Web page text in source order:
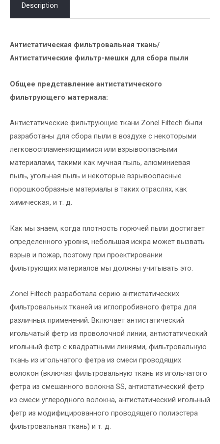
Description
Антистатическая фильтровальная ткань/
Антистатические фильтр-мешки для сбора пыли
Общее представление антистатического
фильтрующего материала:
Антистатические фильтрующие ткани Zonel Filtech были
разработаны для сбора пыли в воздухе с некоторыми
легковоспламеняющимися или взрывоопасными
материалами, такими как мучная пыль, алюминиевая
пыль, угольная пыль и некоторые взрывоопасные
порошкообразные материалы в таких отраслях, как
химическая, и т. д.
Как мы знаем, когда плотность горючей пыли достигает
определенного уровня, небольшая искра может вызвать
взрыв и пожар, поэтому при проектировании
фильтрующих материалов мы должны учитывать это.
Zonel Filtech разработала серию антистатических
фильтровальных тканей из иглопробивного фетра для
различных применений. Включает антистатический
игольчатый фетр из проволочной линии, антистатический
игольный фетр с квадратными линиями, фильтровальную
ткань из игольчатого фетра из смеси проводящих
волокон (включая фильтровальную ткань из игольчатого
фетра из смешанного волокна SS, антистатический фетр
из смеси углеродного волокна, антистатический игольный
фетр из модифицированного проводящего полиэстера
фильтровальная ткань) и т. д.